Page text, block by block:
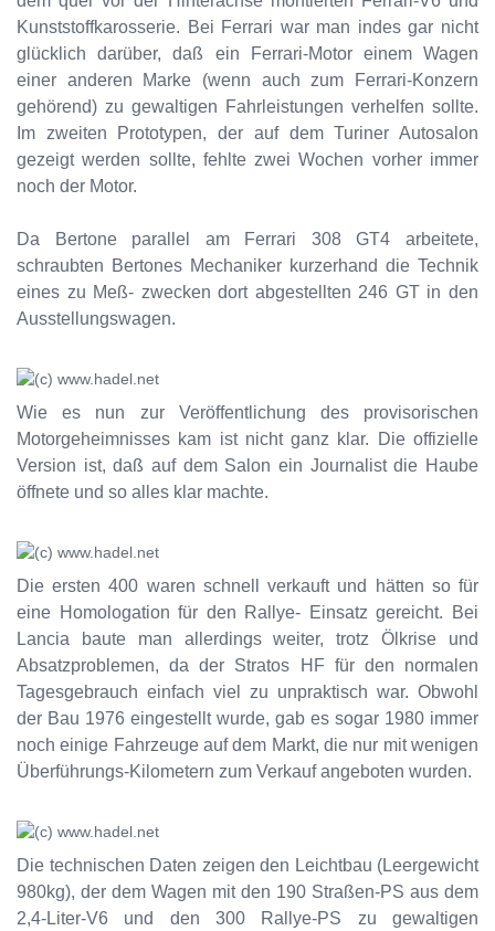
Kunststoffkarosserie. Bei Ferrari war man indes gar nicht
glücklich darüber, daß ein Ferrari-Motor einem Wagen
einer anderen Marke (wenn auch zum Ferrari-Konzern
gehörend) zu gewaltigen Fahrleistungen verhelfen sollte.
Im zweiten Prototypen, der auf dem Turiner Autosalon
gezeigt werden sollte, fehlte zwei Wochen vorher immer
noch der Motor.
Da Bertone parallel am Ferrari 308 GT4 arbeitete,
schraubten Bertones Mechaniker kurzerhand die Technik
eines zu Meß- zwecken dort abgestellten 246 GT in den
Ausstellungswagen.
Wie es nun zur Veröffentlichung des provisorischen
Motorgeheimnisses kam ist nicht ganz klar. Die offizielle
Version ist, daß auf dem Salon ein Journalist die Haube
öffnete und so alles klar machte.
Die ersten 400 waren schnell verkauft und hätten so für
eine Homologation für den Rallye- Einsatz gereicht. Bei
Lancia baute man allerdings weiter, trotz Ölkrise und
Absatzproblemen, da der Stratos HF für den normalen
Tagesgebrauch einfach viel zu unpraktisch war. Obwohl
der Bau 1976 eingestellt wurde, gab es sogar 1980 immer
noch einige Fahrzeuge auf dem Markt, die nur mit wenigen
Überführungs-Kilometern zum Verkauf angeboten wurden.
Die technischen Daten zeigen den Leichtbau (Leergewicht
980kg), der dem Wagen mit den 190 Straßen-PS aus dem
2,4-Liter-V6 und den 300 Rallye-PS zu gewaltigen